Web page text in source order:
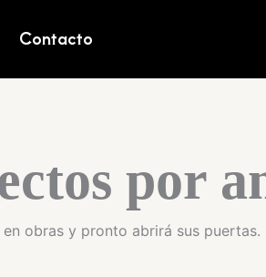
Contacto
por
obras y pronto abrirá sus puertas.